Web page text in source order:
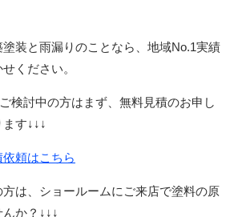
装と雨漏りのことなら、地域No.1実績
ください。
検討中の方はまず、無料見積のお申し
す↓↓↓
頼はこちら
は、ショールームにご来店で塗料の原
か？↓↓↓